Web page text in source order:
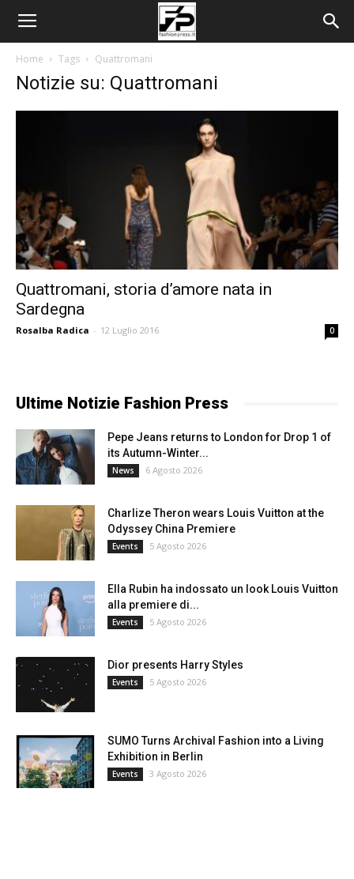
Home Tags Quattromani
Notizie su: Quattromani
Quattromani, storia d’amore nata in
Sardegna
Rosalba Radica - 12 Luglio 2016 0
Ultime Notizie Fashion Press
Pepe Jeans returns to London for Drop 1 of
its Autumn-Winter...
News 6 Agosto 2026
Charlize Theron wears Louis Vuitton at the
Odyssey China Premiere
Events 5 Agosto 2026
Ella Rubin ha indossato un look Louis Vuitton
alla premiere di...
Events 5 Agosto 2026
Dior presents Harry Styles
Events 5 Agosto 2026
SUMO Turns Archival Fashion into a Living
Exhibition in Berlin
Events 3 Agosto 2026